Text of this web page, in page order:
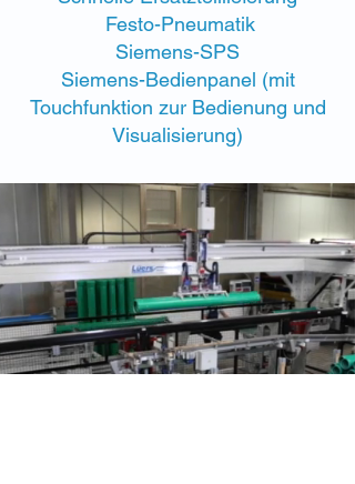
Festo-Pneumatik​
Siemens-SPS
Siemens-Bedienpanel (mit
Touchfunktion zur Bedienung und
Visualisierung)